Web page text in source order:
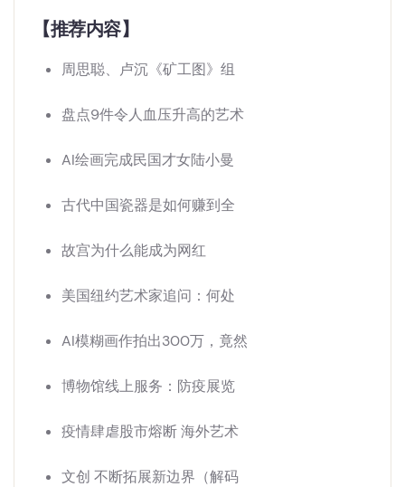
【推荐内容】
周思聪、卢沉《矿工图》组
盘点9件令人血压升高的艺术
AI绘画完成民国才女陆小曼
古代中国瓷器是如何赚到全
故宫为什么能成为网红
美国纽约艺术家追问：何处
AI模糊画作拍出300万，竟然
博物馆线上服务：防疫展览
疫情肆虐股市熔断 海外艺术
文创 不断拓展新边界（解码